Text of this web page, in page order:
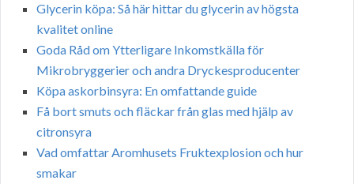
Glycerin köpa: Så här hittar du glycerin av högsta
kvalitet online
Goda Råd om Ytterligare Inkomstkälla för
Mikrobryggerier och andra Dryckesproducenter
Köpa askorbinsyra: En omfattande guide
Få bort smuts och fläckar från glas med hjälp av
citronsyra
Vad omfattar Aromhusets Fruktexplosion och hur
smakar